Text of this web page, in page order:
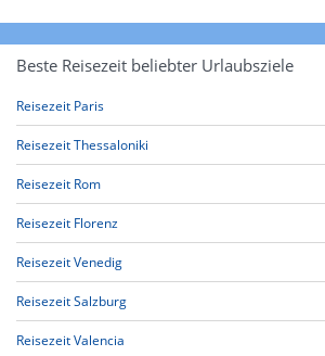
Beste Reisezeit beliebter Urlaubsziele
Reisezeit Paris
Reisezeit Thessaloniki
Reisezeit Rom
Reisezeit Florenz
Reisezeit Venedig
Reisezeit Salzburg
Reisezeit Valencia